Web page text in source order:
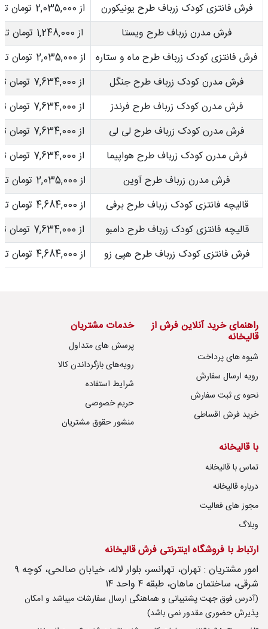
فرش فانتزی کودک زرباف طرح یونیکورن
از 2,035,000 تومان تا 5,037,000 تومان
فرش مدرن زرباف طرح ویستا
از 1,248,000 تومان تا 4,684,000 تومان
فرش فانتزی کودک زرباف طرح ماه و ستاره
از 2,035,000 تومان تا 7,634,000 تومان
فرش مدرن کودک زرباف طرح جنگل
از 7,634,000 تومان تا 16,991,000 تومان
فرش مدرن کودک زرباف طرح فرندز
از 7,634,000 تومان تا 16,991,000 تومان
فرش مدرن کودک زرباف طرح لی لی
از 7,634,000 تومان تا 16,991,000 تومان
فرش مدرن کودک زرباف طرح هواپیما
از 7,634,000 تومان تا 16,991,000 تومان
فرش مدرن زرباف طرح آوین
از 2,035,000 تومان تا 7,634,000 تومان
قالیچه فانتزی کودک زرباف طرح برفی
از 4,684,000 تومان تا 10,424,000 تومان
قالیچه فانتزی کودک زرباف طرح دامبو
از 7,634,000 تومان تا 16,991,000 تومان
فرش فانتزی کودک زرباف طرح هپی زو
از 4,684,000 تومان تا 10,424,000 تومان
راهنمای خرید آنلاین فرش از
قالیخانه
شیوه های پرداخت
رویه ارسال سفارش
نحوه ی ثبت سفارش
خرید فرش اقساطی
خدمات مشتریان
پرسش های متداول
رویه‌های بازگرداندن کالا
شرایط استفاده
حریم خصوصی
منشور حقوق مشتریان
با قالیخانه
تماس با قالیخانه
درباره قالیخانه
مجوز های فعالیت
وبلاگ
ارتباط با فروشگاه اینترنتی فرش قالیخانه
امور مشتریان : تهران، تهرانسر، بلوار لاله، خیابان صالحی، کوچه ۹
شرقی، ساختمان ماهان، طبقه ۴ واحد ۱۴
(آدرس فوق جهت پشتیبانی و هماهنگی ارسال سفارشات میباشد و امکان
پذیرش حضوری مقدور نمی باشد)